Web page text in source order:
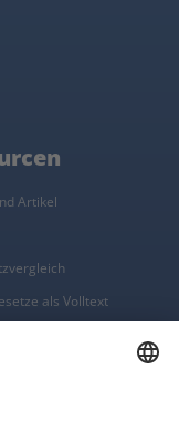
Artikel
als Volltext